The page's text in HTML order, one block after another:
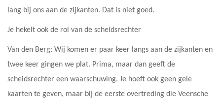
lang bij ons aan de zijkanten. Dat is niet goed.
Je hekelt ook de rol van de scheidsrechter
Van den Berg: Wij komen er paar keer langs aan de zijkanten en
twee keer gingen we plat. Prima, maar dan geeft de
scheidsrechter een waarschuwing. Je hoeft ook geen gele
kaarten te geven, maar bij de eerste overtreding die Veensche